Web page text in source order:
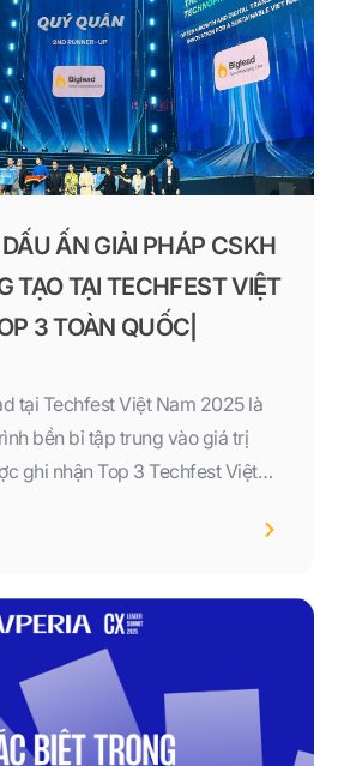
ẤN GIẢI PHÁP CSKH
TẠO TẠI TECHFEST VIỆT
3 TOÀN QUỐC|
tại Techfest Việt Nam 2025 là
bền bỉ tập trung vào giá trị
ghi nhận Top 3 Techfest Việt
hành cùng doanh nghiệp
👉 Biglead – giải pháp CSKH
dấu ấn mạnh mẽ tại Techfest